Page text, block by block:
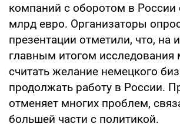
компаний с оборотом в России
млрд евро. Организаторы
презентации отметили, что, на
главным итогом
считать желание немецкого
продолжать работу в России.
отменяет многих проблем,
большей части с политикой.